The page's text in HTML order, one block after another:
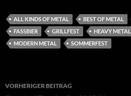
ALL KINDS OF METAL BEST OF METAL
FASSBIER
GRILLFEST HEAVY METAL
MODERN METAL
SOMMERFEST
Beitragsnavigation
VORHERIGER BEITRAG